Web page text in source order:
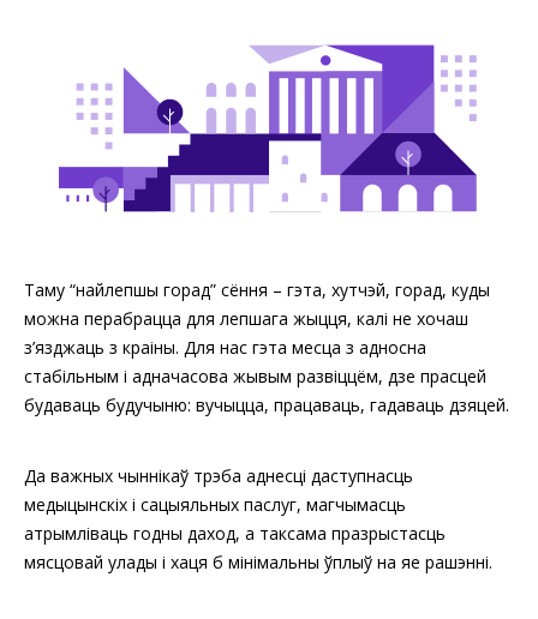
Таму “найлепшы горад” сёння – гэта, хутчэй, горад, куды
можна перабрацца для лепшага жыцця, калі не хочаш
з’язджаць з краіны. Для нас гэта месца з адносна
стабільным і адначасова жывым развіццём, дзе прасцей
будаваць будучыню: вучыцца, працаваць, гадаваць дзяцей.
Да важных чыннікаў трэба аднесці даступнасць
медыцынскіх і сацыяльных паслуг, магчымасць
атрымліваць годны даход, а таксама празрыстасць
мясцовай улады і хаця б мінімальны ўплыў на яе рашэнні.